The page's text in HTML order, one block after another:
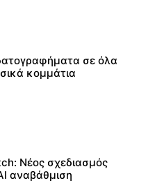
σε όλα
κομμάτια
Νέος σχεδιασμός
αναβάθμιση